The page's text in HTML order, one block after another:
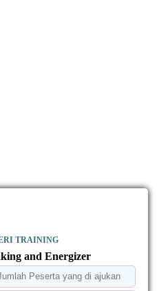
TRAINING
and Energizer